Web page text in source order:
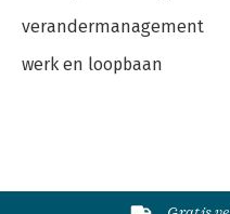
verandermanagement
werk en loopbaan